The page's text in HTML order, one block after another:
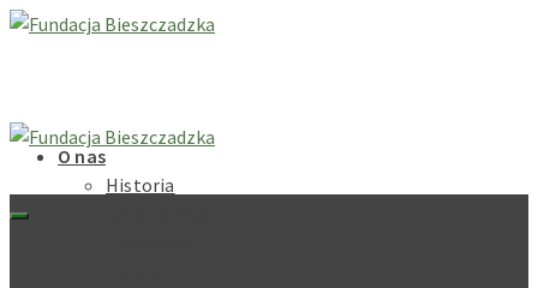
O nas
Historia